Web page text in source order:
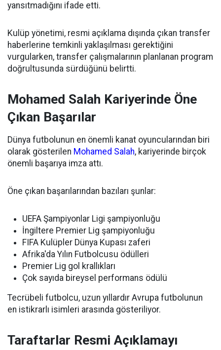
yansıtmadığını ifade etti.
Kulüp yönetimi, resmi açıklama dışında çıkan transfer
haberlerine temkinli yaklaşılması gerektiğini
vurgularken, transfer çalışmalarının planlanan program
doğrultusunda sürdüğünü belirtti.
Mohamed Salah Kariyerinde Öne
Çıkan Başarılar
Dünya futbolunun en önemli kanat oyuncularından biri
olarak gösterilen Mohamed Salah, kariyerinde birçok
önemli başarıya imza attı.
Öne çıkan başarılarından bazıları şunlar:
UEFA Şampiyonlar Ligi şampiyonluğu
İngiltere Premier Lig şampiyonluğu
FIFA Kulüpler Dünya Kupası zaferi
Afrika'da Yılın Futbolcusu ödülleri
Premier Lig gol krallıkları
Çok sayıda bireysel performans ödülü
Tecrübeli futbolcu, uzun yıllardır Avrupa futbolunun
en istikrarlı isimleri arasında gösteriliyor.
Taraftarlar Resmi Açıklamayı